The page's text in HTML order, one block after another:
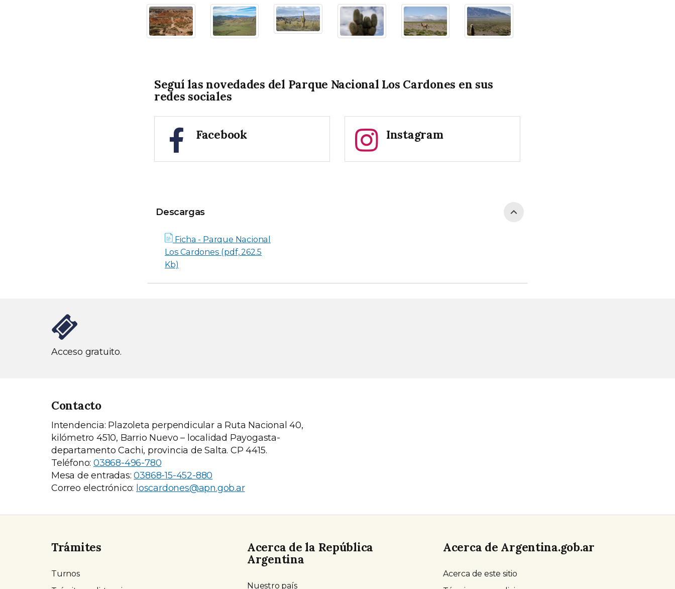
Seguí las novedades del Parque Nacional Los Cardones en sus
redes sociales
Facebook Instagram
Descargas
Descargas
Ficha - Parque Nacional
Los Cardones (pdf, 262.5
Kb)
Acceso gratuito.
Contacto
Intendencia: Plazoleta perpendicular a Ruta Nacional 40,
kilómetro 4510, Barrio Nuevo – localidad Payogasta-
departamento Cachi, provincia de Salta. CP 4415.
Teléfono:03868-496-780
Mesa de entradas:03868-15-452-880
Correo electrónico: loscardones@apn.gob.ar
Trámites
Turnos
Acerca de la República
Argentina
Nuestro país
Acerca de Argentina.gob.ar
Acerca de este sitio